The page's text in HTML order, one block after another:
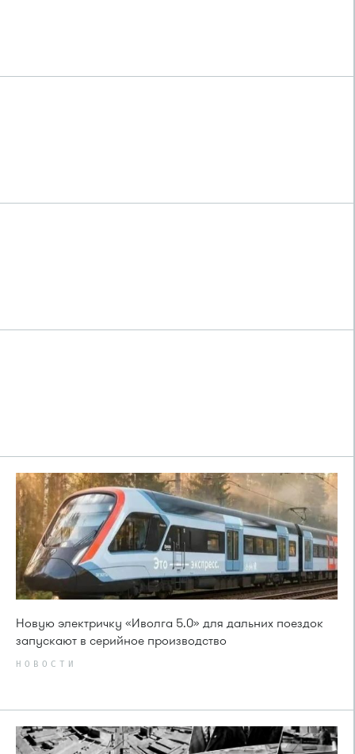
Новую электричку «Иволга 5.0» для дальних поездок
запускают в серийное производство
НОВОСТИ